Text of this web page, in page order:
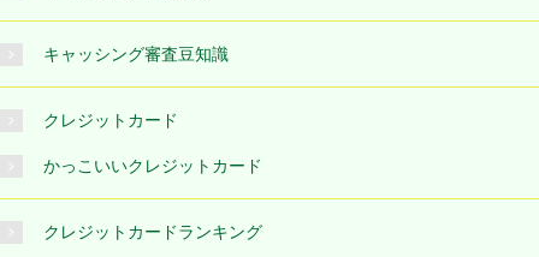
キャッシング審査豆知識
クレジットカード
かっこいいクレジットカード
クレジットカードランキング